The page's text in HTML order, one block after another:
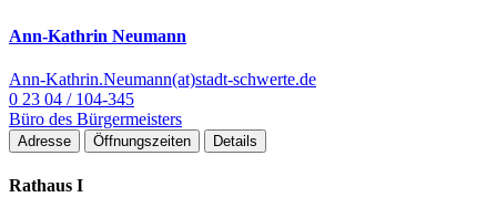
Ann-Kathrin Neumann
Ann-Kathrin.Neumann(at)stadt-schwerte.de
0 23 04 / 104-345
Büro des Bürgermeisters
Adresse Öffnungszeiten Details
Rathaus I